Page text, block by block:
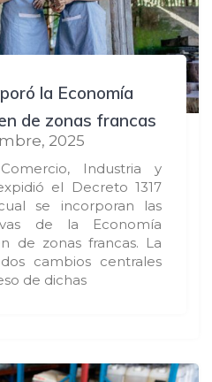
la Economía
de zonas francas
2025
Industria y
el Decreto 1317
se incorporan las
de la Economía
de zonas francas. La
cambios centrales
de dichas